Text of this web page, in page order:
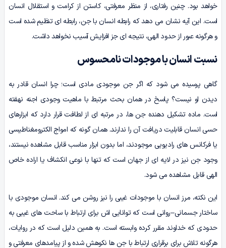
خواهد بود. چنین رفتاری، از منظر معرفتی، کاستن از کرامت و استقلال انسان
است. این آیه نشان می دهد که رابطه انسان با جن، رابطه ای تنظیم شده است
و هرگونه عبور از حدود الهی، نتیجه ای جز افزایش آسیب نخواهد داشت.
نسبت انسان با موجودات نامحسوس
گاهی پرسیده می شود که اگر جن موجودی مادی است؛ چرا انسان قادر به
دیدن او نیست؟ پاسخ در همان بحث مرتبط با ماهیت وجودی اجنه نهفته
است. ماده تشکیل دهنده جن ها، در مرتبه ای از لطافت قرار دارد که ابزارهای
حسی انسان قابلیت دریافت آن را ندارند. همان گونه که امواج الکترومغناطیسی
یا فرکانس های رادیویی موجودند، اما بدون ابزار مناسب قابل مشاهده نیستند،
وجود جن نیز در لایه ای از جهان است که تنها با نوعی انکشاف یا اراده خاص
الهی قابل مشاهده می شود.
این نکته، مرز انسان با موجودات غیبی را نیز روشن می کند. انسان موجودی با
ساختار جسمانی–روانی است که توانایی اش برای ارتباط با ساحت های غیبی به
حدودی که خداوند مقرر کرده وابسته است. به همین دلیل است که در روایات،
هرگونه تلاش برای برقراری ارتباط با جن ها نکوهش شده و از پیامدهای معرفتی و